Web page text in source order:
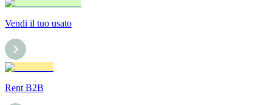
Vendi il tuo usato
Rent B2B